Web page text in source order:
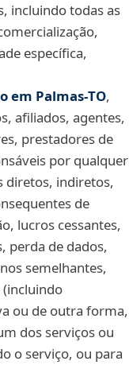
incluindo todas as
específica,
em Palmas‑TO,
afiliados, agentes,
prestadores de
por qualquer
diretos, indiretos,
de
lucros cessantes,
perda de dados,
semelhantes,
ou de outra forma,
dos serviços ou
o serviço, ou para